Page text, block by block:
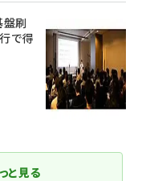
盤刷
で得
と見る